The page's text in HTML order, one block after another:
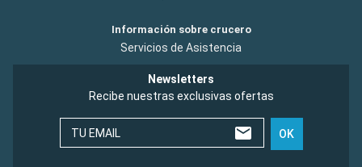
Información sobre crucero
Servicios de Asistencia
Newsletters
Recibe nuestras exclusivas ofertas
TU EMAIL OK